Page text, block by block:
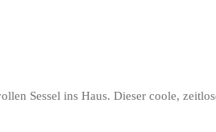
Sessel ins Haus. Dieser coole,